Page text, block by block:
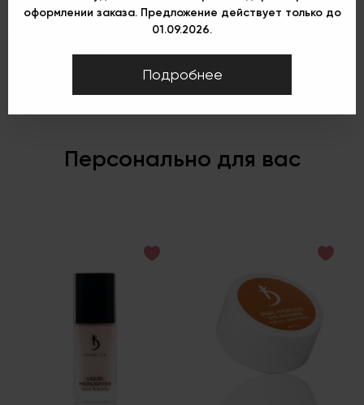
текстура характеризуется легкостью нанесения и
растушевки, позволяет получить плавные и чистые переходы
оттенков на веке.
Персонально для вас
оформлении заказа. Предложение действует только до
01.09.2026.
Подробнее